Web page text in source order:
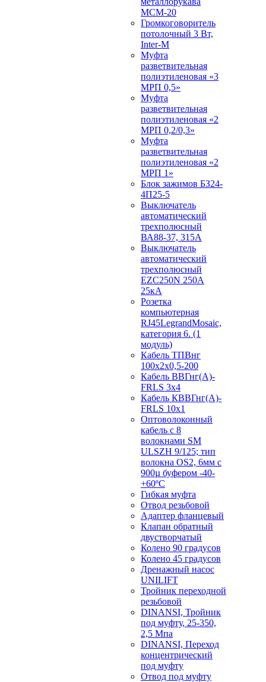
МСМ-20
Громкоговоритель
потолочный 3 Вт,
Inter-M
Муфта
разветвительная
полиэтиленовая «3
МРП 0,5»
Муфта
разветвительная
полиэтиленовая «2
МРП 0,2/0,3»
Муфта
разветвительная
полиэтиленовая «2
МРП 1»
Блок зажимов БЗ24-
4П25-5
Выключатель
автоматический
трехполюсный
ВА88-37, 315А
Выключатель
автоматический
трехполюсный
EZC250N 250А
25кА
Розетка
компьютерная
RJ45LegrandMosaic,
категория 6. (1
модуль)
Кабель ТПВнг
100х2х0,5-200
Кабель ВВГнг(А)-
FRLS 3х4
Кабель КВВГнг(А)-
FRLS 10х1
Оптоволоконный
кабель с 8
волокнами SM
ULSZH 9/125; тип
волокна OS2, 6мм с
900µ буфером -40-
+60ºC
Гибкая муфта
Отвод резьбовой
Адаптер фланцевый
Клапан обратный
двустворчатый
Колено 90 градусов
Колено 45 градусов
Дренажный насос
UNILIFT
Тройник переходной
резьбовой
DINANSI, Тройник
под муфту, 25-350,
2,5 Мпа
DINANSI, Переход
концентрический
под муфту
Отвод под муфту